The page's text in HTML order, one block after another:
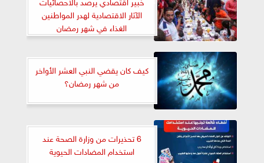
الآثار الاقتصادية لهدر المواطنين
الغذاء في شهر رمضان
كيف كان يقضي النبي العشر الأواخر
من شهر رمضان؟
6 تحذيرات من وزارة الصحة عند
استخدام المضادات الحيوية